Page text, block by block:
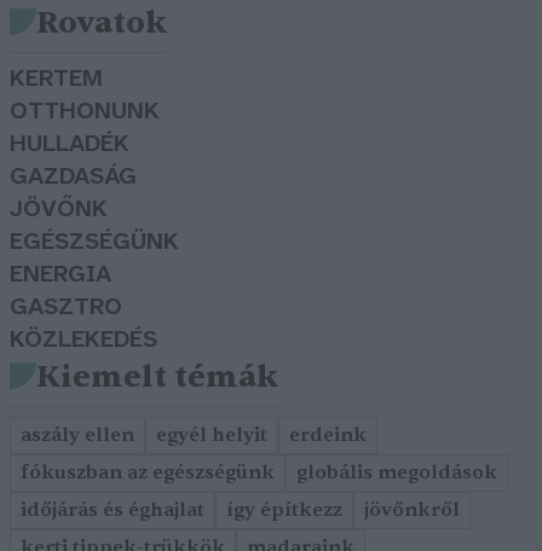
Rovatok
KERTEM
OTTHONUNK
HULLADÉK
GAZDASÁG
JÖVŐNK
EGÉSZSÉGÜNK
ENERGIA
GASZTRO
KÖZLEKEDÉS
Kiemelt témák
aszály ellen egyél helyit
erdeink
fókuszban az egészségünk
globális megoldások
időjárás és éghajlat
így építkezz
jövőnkről